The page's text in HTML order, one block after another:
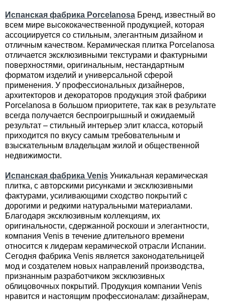
Испанская фабрика Porcelanosa Бренд, известный во
всем мире высококачественной продукцией, которая
ассоциируется со стильным, элегантным дизайном и
отличным качеством. Керамическая плитка Porcelanosa
отличается эксклюзивными текстурами и фактурными
поверхностями, оригинальным, нестандартным
форматом изделий и универсальной сферой
применения. У профессиональных дизайнеров,
архитекторов и декораторов продукция этой фабрики
Porcelanosa в большом приоритете, так как в результате
всегда получается беспроигрышный и ожидаемый
результат – стильный интерьер элит класса, который
приходится по вкусу самым требовательным и
взыскательным владельцам жилой и общественной
недвижимости.
Испанская фабрика Venis Уникальная керамическая
плитка, с авторскими рисунками и эксклюзивными
фактурами, усиливающими сходство покрытий с
дорогими и редкими натуральными материалами.
Благодаря эксклюзивным коллекциям, их
оригинальности, сдержанной роскоши и элегантности,
компания Venis в течение длительного времени
относится к лидерам керамической отрасли Испании.
Сегодня фабрика Venis является законодательницей
мод и создателем новых направлений производства,
признанным разработчиком эксклюзивных
облицовочных покрытий. Продукция компании Venis
нравится и настоящим профессионалам: дизайнерам,